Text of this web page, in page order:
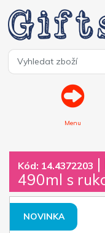
Menu
Kód: 14.4372203
490ml s
NOVINKA